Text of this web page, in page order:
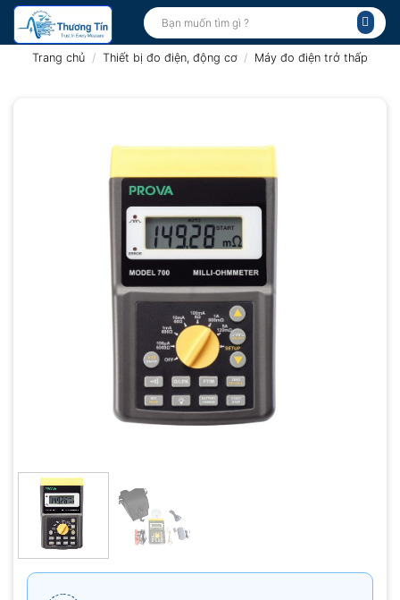
Bỏ
qua
Tìm
kiếm:
Trang chủ / Thiết bị đo điện, động cơ / Máy đo điện trở thấp